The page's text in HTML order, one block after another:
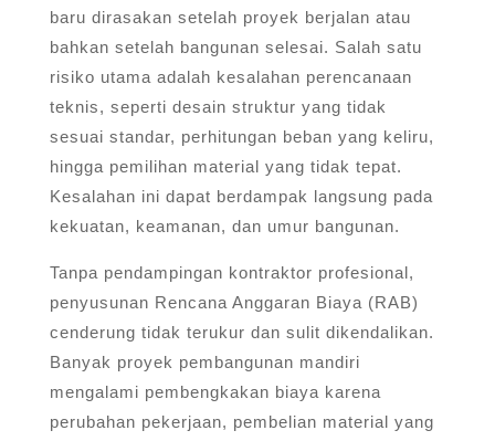
baru dirasakan setelah proyek berjalan atau
bahkan setelah bangunan selesai. Salah satu
risiko utama adalah kesalahan perencanaan
teknis, seperti desain struktur yang tidak
sesuai standar, perhitungan beban yang keliru,
hingga pemilihan material yang tidak tepat.
Kesalahan ini dapat berdampak langsung pada
kekuatan, keamanan, dan umur bangunan.
Tanpa pendampingan kontraktor profesional,
penyusunan Rencana Anggaran Biaya (RAB)
cenderung tidak terukur dan sulit dikendalikan.
Banyak proyek pembangunan mandiri
mengalami pembengkakan biaya karena
perubahan pekerjaan, pembelian material yang